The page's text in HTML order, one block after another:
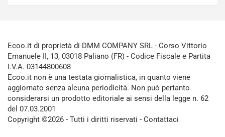
Ecoo.it di proprietà di DMM COMPANY SRL - Corso Vittorio
Emanuele II, 13, 03018 Paliano (FR) - Codice Fiscale e Partita
I.V.A. 03144800608
Ecoo.it non è una testata giornalistica, in quanto viene
aggiornato senza alcuna periodicità. Non può pertanto
considerarsi un prodotto editoriale ai sensi della legge n. 62
del 07.03.2001
Copyright ©2026 - Tutti i diritti riservati - Contattaci